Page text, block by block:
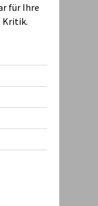
für Ihre
Kritik.